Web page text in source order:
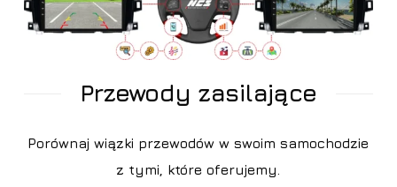
Przewody zasilające
Porównaj wiązki przewodów w swoim samochodzie
z tymi, które oferujemy.